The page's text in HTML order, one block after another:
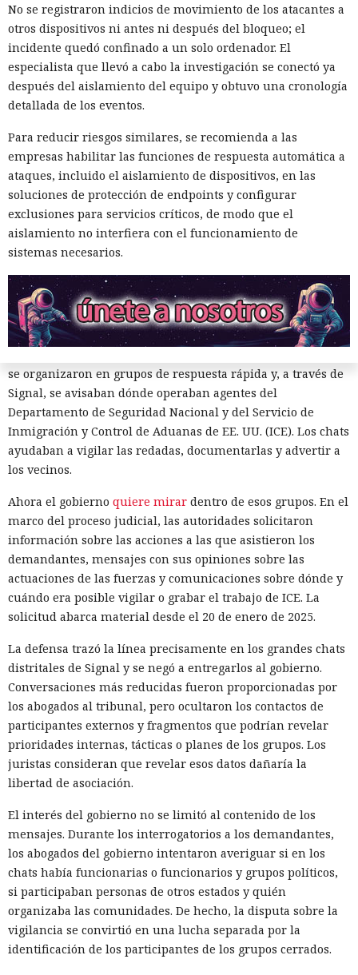
La disputa sobre la vigilancia de manifestantes en el estado
de Maine salió de las calles y llegó a los tribunales, donde el
Departamento de Seguridad Nacional de EE. UU. solicitó
acceso a grupos cerrados de Signal. La solicitud apareció en
el marco del caso
los derechos garantizados por la Primera Enmienda de la
Constitución.
El conflicto comenzó tras el aumento de las operaciones
se organizaron en grupos de respuesta rápida y, a través de
Signal, se avisaban dónde operaban agentes del
Departamento de Seguridad Nacional y del Servicio de
Inmigración y Control de Aduanas de EE. UU. (ICE). Los chats
ayudaban a vigilar las redadas, documentarlas y advertir a
los vecinos.
Ahora el gobierno quiere mirar dentro de esos grupos. En el
marco del proceso judicial, las autoridades solicitaron
información sobre las acciones a las que asistieron los
demandantes, mensajes con sus opiniones sobre las
actuaciones de las fuerzas y comunicaciones sobre dónde y
cuándo era posible vigilar o grabar el trabajo de ICE. La
solicitud abarca material desde el 20 de enero de 2025.
La defensa trazó la línea precisamente en los grandes chats
distritales de Signal y se negó a entregarlos al gobierno.
Conversaciones más reducidas fueron proporcionadas por
los abogados al tribunal, pero ocultaron los contactos de
participantes externos y fragmentos que podrían revelar
prioridades internas, tácticas o planes de los grupos. Los
juristas consideran que revelar esos datos dañaría la
libertad de asociación.
El interés del gobierno no se limitó al contenido de los
mensajes. Durante los interrogatorios a los demandantes,
los abogados del gobierno intentaron averiguar si en los
chats había funcionarias o funcionarios y grupos políticos,
si participaban personas de otros estados y quién
organizaba las comunidades. De hecho, la disputa sobre la
vigilancia se convirtió en una lucha separada por la
identificación de los participantes de los grupos cerrados.
No se registraron indicios de movimiento de los atacantes a
otros dispositivos ni antes ni después del bloqueo; el
incidente quedó confinado a un solo ordenador. El
especialista que llevó a cabo la investigación se conectó ya
después del aislamiento del equipo y obtuvo una cronología
detallada de los eventos.
Para reducir riesgos similares, se recomienda a las
empresas habilitar las funciones de respuesta automática a
ataques, incluido el aislamiento de dispositivos, en las
soluciones de protección de endpoints y configurar
exclusiones para servicios críticos, de modo que el
aislamiento no interfiera con el funcionamiento de
sistemas necesarios.
investigadores muestran cómo
vulnerar un servidor de
actualizaciones de Windows con
un simple cambio de extensión
07:02 / 08.08.2026
Una vulnerabilidad en un servicio permitió infiltrarse en la
red corporativa con solo un par de comandos.
Un servidor corporativo de actualizaciones suele